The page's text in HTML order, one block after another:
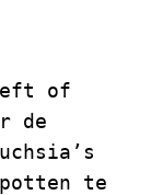
of
de
te